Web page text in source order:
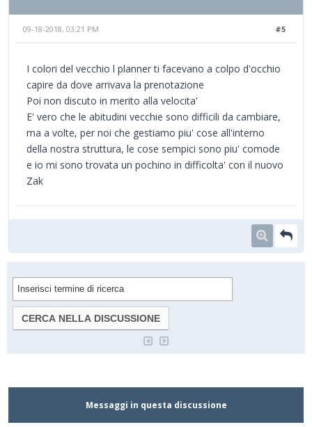
#5
09-18-2018, 03:21 PM
I colori del vecchio l planner ti facevano a colpo d'occhio
capire da dove arrivava la prenotazione
Poi non discuto in merito alla velocita'
E' vero che le abitudini vecchie sono difficili da cambiare,
ma a volte, per noi che gestiamo piu' cose all'interno
della nostra struttura, le cose sempici sono piu' comode
e io mi sono trovata un pochino in difficolta' con il nuovo
Zak
Messaggi in questa discussione